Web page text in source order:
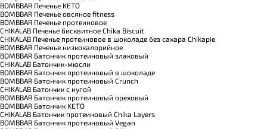
BOMBBAR Печенье KETO
BOMBBAR Печенье овсяное fitness
BOMBBAR Печенье протеиновое
CHIKALAB Печенье бисквитное Chika Biscuit
CHIKALAB Печенье протеиновое в шоколаде без сахара Chikapie
BOMBBAR Печенье низкокалорийное
BOMBBAR Батончик протеиновый злаковый
CHIKALAB Батончик-мюсли
BOMBBAR Батончик протеиновый в шоколаде
BOMBBAR Батончик протеиновый Crunch
CHIKALAB Батончик с нугой
BOMBBAR Батончик протеиновый ореховый
BOMBBAR Батончик KETO
CHIKALAB Батончик протеиновый Chika Layers
BOMBBAR Батончик протеиновый Vegan